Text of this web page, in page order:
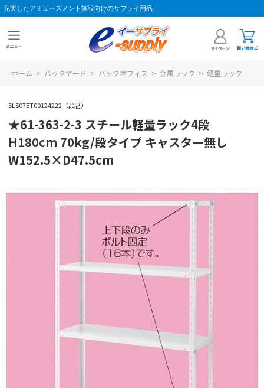
充実したアミューズメント施設向けのサプライ用品
ホーム > バックヤード > バックオフィス > 金属ラック > 軽量ラック
SLS07ET00124222（品番）
★61-363-2-3 スチール軽量ラック4段
H180cm 70kg/段タイプ キャスター無し
W152.5×D47.5cm